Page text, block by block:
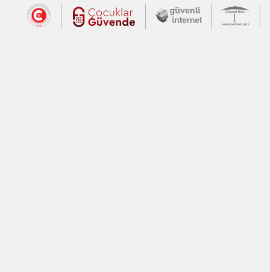
Dış Bağlantılar
Cumhurbaşkanlığı İletişim Merkezi
Çocuklar Güvende (yeni
Güvenli